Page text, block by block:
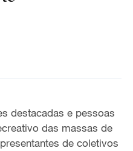
destacadas e pessoas
das massas de
de coletivos